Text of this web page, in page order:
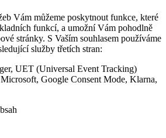
Vám můžeme poskytnout funkce, které
funkcí, a umožní Vám pohodlně
stránky. S Vaším souhlasem používáme
služby třetích stran:
UET (Universal Event Tracking)
Google Consent Mode, Klarna,